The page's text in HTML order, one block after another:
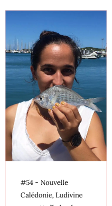
#54 - Nouvelle
Calédonie, Ludivine